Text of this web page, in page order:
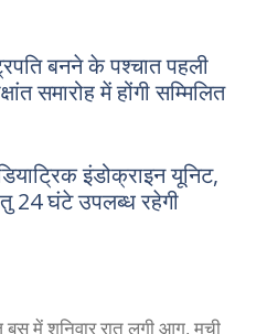
बनने के पश्चात पहली
समारोह में होंगी सम्मिलित
इंडोक्राइन यूनिट,
24 घंटे उपलब्ध रहेगी
में शनिवार रात लगी आग, मची